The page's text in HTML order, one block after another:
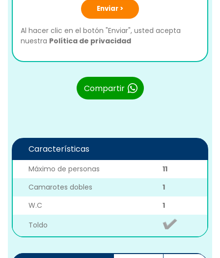
Enviar >
Al hacer clic en el botón "Enviar", usted acepta
nuestra Política de privacidad
Compartir
Características
Máximo de personas
11
Camarotes dobles
1
W.C
1
Toldo